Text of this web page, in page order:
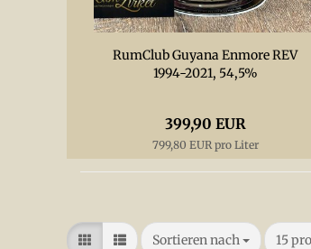
RumClub Guyana Enmore REV
1994-2021, 54,5%
399,90 EUR
799,80 EUR pro Liter
Sortieren nach
Sortieren nach 15
pro